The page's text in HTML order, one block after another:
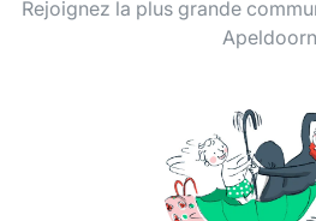
Rejoignez la plus grande
Apeldoorn